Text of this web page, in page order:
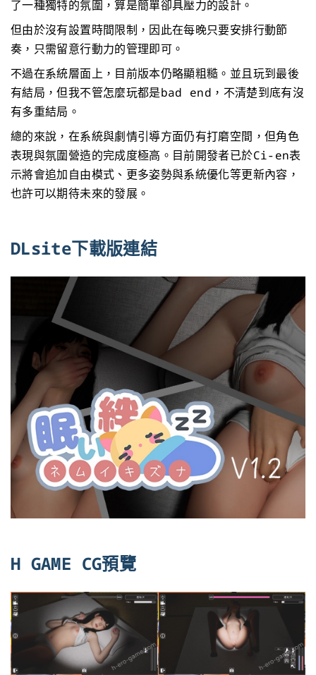
了一種獨特的氛圍，算是簡單卻具壓力的設計。
但由於沒有設置時間限制，因此在每晚只要安排行動節
奏，只需留意行動力的管理即可。
不過在系統層面上，目前版本仍略顯粗糙。並且玩到最後
有結局，但我不管怎麼玩都是bad end，不清楚到底有沒
有多重結局。
總的來說，在系統與劇情引導方面仍有打磨空間，但角色
表現與氛圍營造的完成度極高。目前開發者已於Ci-en表
示將會追加自由模式、更多姿勢與系統優化等更新內容，
也許可以期待未來的發展。
DLsite下載版連結
H GAME CG預覽